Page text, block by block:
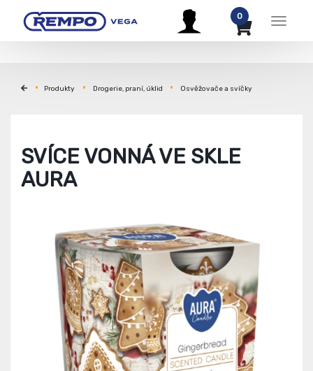
Menu
0
Produkty Drogerie, praní, úklid Osvěžovače a svíčky
SVÍCE VONNÁ VE SKLE
AURA